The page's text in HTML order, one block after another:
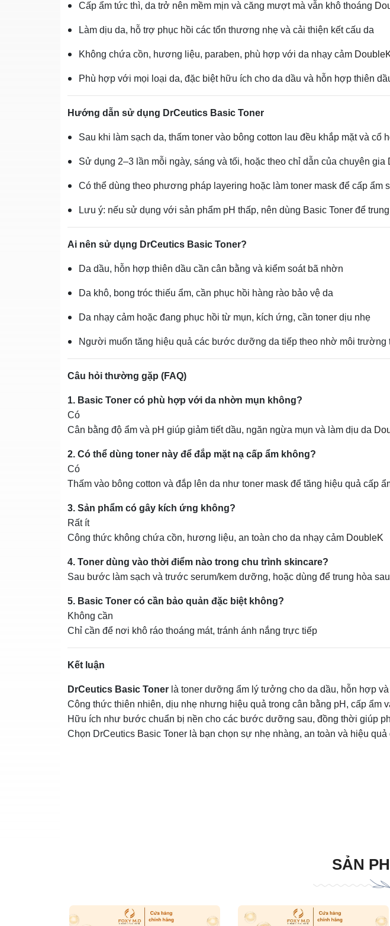
Cấp ẩm tức thì, da trở nên mềm mịn và căng mượt mà vẫn khô thoáng
Làm dịu da, hỗ trợ phục hồi các tổn thương nhẹ và cải thiện kết cấu da
Không chứa cồn, hương liệu, paraben, phù hợp với da nhạy cảm
Phù hợp với mọi loại da, đặc biệt hữu ích cho da dầu và hỗn hợp thiên
Hướng dẫn sử dụng DrCeutics Basic Toner
Sau khi làm sạch da, thấm toner vào bông cotton lau đều khắp mặt và cổ
Sử dụng 2–3 lần mỗi ngày, sáng và tối, hoặc theo chỉ dẫn của chuyên gia
Có thể dùng theo phương pháp layering hoặc làm toner mask để cấp ẩm
Lưu ý: nếu sử dụng với sản phẩm pH thấp, nên dùng Basic Toner để
Ai nên sử dụng DrCeutics Basic Toner?
Da dầu, hỗn hợp thiên dầu cần cân bằng và kiểm soát bã nhờn
Da khô, bong tróc thiếu ẩm, cần phục hồi hàng rào bảo vệ da
Da nhạy cảm hoặc đang phục hồi từ mụn, kích ứng, cần toner dịu nhẹ
Người muốn tăng hiệu quả các bước dưỡng da tiếp theo nhờ môi trường
Câu hỏi thường gặp (FAQ)
1. Basic Toner có phù hợp với da nhờn mụn không?
Có
Cân bằng độ ẩm và pH giúp giảm tiết dầu, ngăn ngừa mụn và làm dịu da
2. Có thể dùng toner này để đắp mặt nạ cấp ẩm không?
Có
Thấm vào bông cotton và đắp lên da như toner mask để tăng hiệu quả cấp
3. Sản phẩm có gây kích ứng không?
Rất ít
Công thức không chứa cồn, hương liệu, an toàn cho da nhạy cảm DoubleK
4. Toner dùng vào thời điểm nào trong chu trình skincare?
Sau bước làm sạch và trước serum/kem dưỡng, hoặc dùng để trung hòa
5. Basic Toner có cần bảo quản đặc biệt không?
Không cần
Chỉ cần để nơi khô ráo thoáng mát, tránh ánh nắng trực tiếp
Kết luận
DrCeutics Basic Toner là toner dưỡng ẩm lý tưởng cho da dầu, hỗn hợp
Công thức thiên nhiên, dịu nhẹ nhưng hiệu quả trong cân bằng pH, cấp ẩm
Hữu ích như bước chuẩn bị nền cho các bước dưỡng sau, đồng thời giúp
Chọn DrCeutics Basic Toner là bạn chọn sự nhẹ nhàng, an toàn và hiệu
SẢN